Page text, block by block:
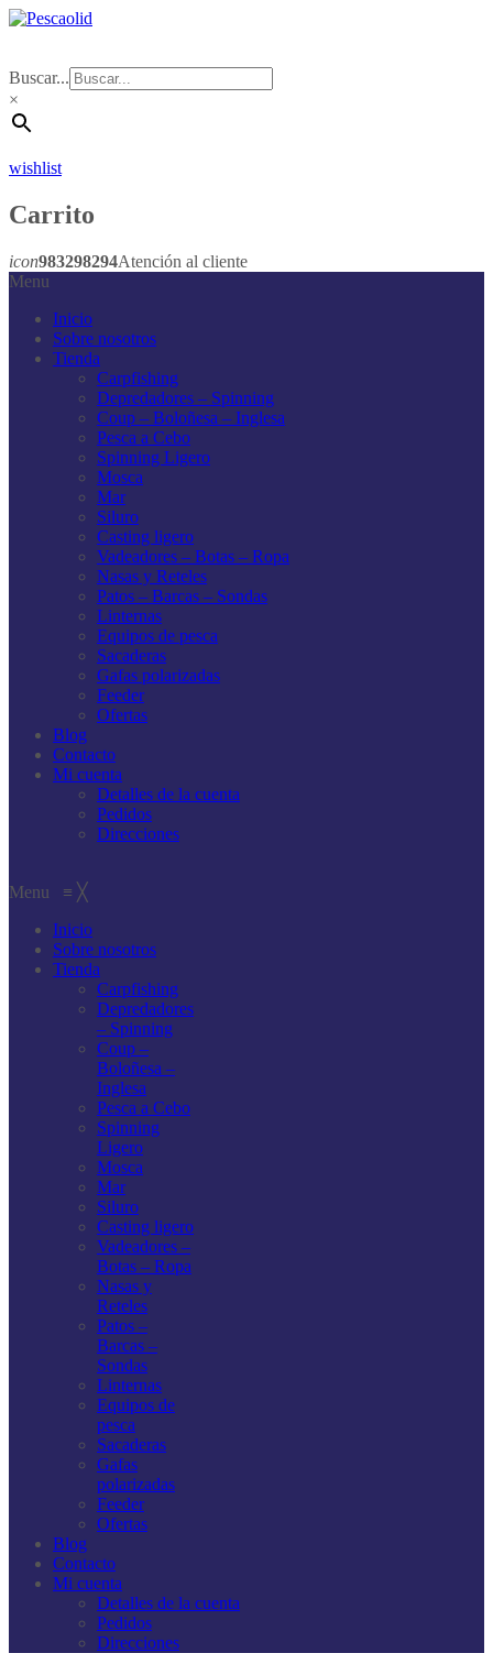
Buscar...
×
wishlist
Carrito
icon983298294Atención al cliente
Menu
Inicio
Sobre nosotros
Tienda
Carpfishing
Depredadores – Spinning
Coup – Boloñesa – Inglesa
Pesca a Cebo
Spinning Ligero
Mosca
Mar
Siluro
Casting ligero
Vadeadores – Botas – Ropa
Nasas y Reteles
Patos – Barcas – Sondas
Linternas
Equipos de pesca
Sacaderas
Gafas polarizadas
Feeder
Ofertas
Blog
Contacto
Mi cuenta
Detalles de la cuenta
Pedidos
Direcciones
Menu ≡ ╳
Inicio
Sobre nosotros
Tienda
Carpfishing
Depredadores
– Spinning
Coup –
Boloñesa –
Inglesa
Pesca a Cebo
Spinning
Ligero
Mosca
Mar
Siluro
Casting ligero
Vadeadores –
Botas – Ropa
Nasas y
Reteles
Patos –
Barcas –
Sondas
Linternas
Equipos de
pesca
Sacaderas
Gafas
polarizadas
Feeder
Ofertas
Blog
Contacto
Mi cuenta
Detalles de la cuenta
Pedidos
Direcciones